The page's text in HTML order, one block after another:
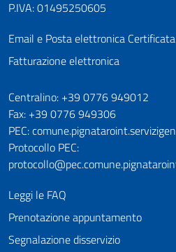
P.IVA: 01495250605
Email e Posta elettronica Certificata
Fatturazione elettronica
Numeri utili
Centralino: +39 0776 949012
Fax: +39 0776 949306
PEC:
Protocollo PEC:
Leggi le FAQ
Prenotazione appuntamento
Segnalazione disservizio